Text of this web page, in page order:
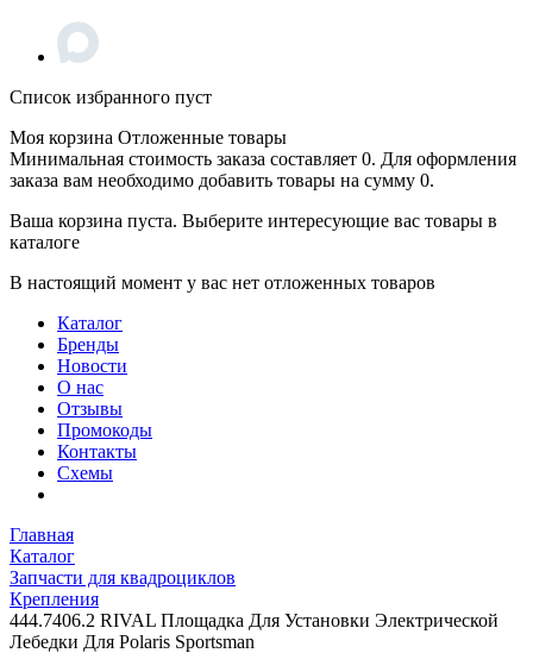
Список избранного пуст
Моя корзина Отложенные товары
Минимальная стоимость заказа составляет 0. Для оформления
заказа вам необходимо добавить товары на сумму 0.
Ваша корзина пуста. Выберите интересующие вас товары в
каталоге
В настоящий момент у вас нет отложенных товаров
Каталог
Бренды
Новости
О нас
Отзывы
Промокоды
Контакты
Схемы
Главная
Каталог
Запчасти для квадроциклов
Крепления
444.7406.2 RIVAL Площадка Для Установки Электрической
Лебедки Для Polaris Sportsman